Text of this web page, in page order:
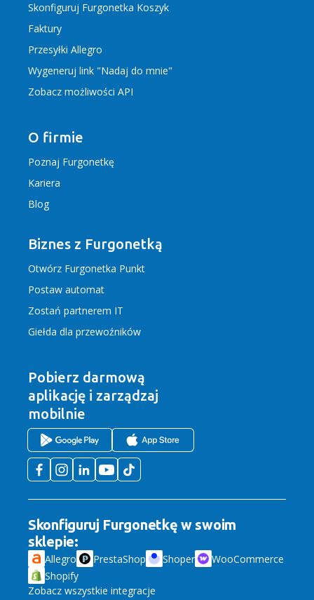
Skonfiguruj Furgonetka Koszyk
Faktury
Przesyłki Allegro
Wygeneruj link "Nadaj do mnie"
Zobacz możliwości API
O firmie
Poznaj Furgonetkę
Kariera
Blog
Biznes z Furgonetką
Otwórz Furgonetka Punkt
Postaw automat
Zostań partnerem IT
Giełda dla przewoźników
Pobierz darmową
aplikację i zarządzaj
mobilnie
Skonfiguruj Furgonetkę w swoim
sklepie:
Allegro PrestaShop Shoper
WooCommerce
Shopify
Zobacz wszystkie integracje